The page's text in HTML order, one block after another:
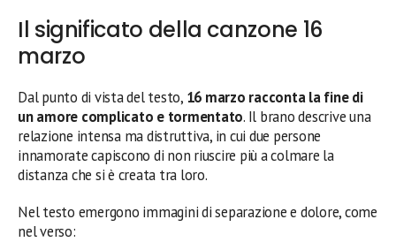
Il significato della canzone 16
marzo
Dal punto di vista del testo, 16 marzo racconta la fine di
un amore complicato e tormentato. Il brano descrive una
relazione intensa ma distruttiva, in cui due persone
innamorate capiscono di non riuscire più a colmare la
distanza che si è creata tra loro.
Nel testo emergono immagini di separazione e dolore, come
nel verso: